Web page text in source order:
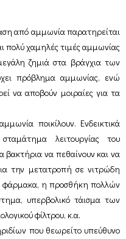
από αμμωνία παρατηρείται
πολύ χαμηλές τιμές αμμωνίας
ζημιά στα βράγχια των
πρόβλημα αμμωνίας, ενώ
να αποβούν μοιραίες για τα
ποικίλουν. Ενδεικτικά
λειτουργίας του
βακτήρια να πεθαίνουν και να
την μετατροπή σε νιτρώδη
φάρμακα, η προσθήκη πολλών
υπερβολικό τάισμα των
φίλτρου, κ.α.
που θεωρείτο υπεύθυνο